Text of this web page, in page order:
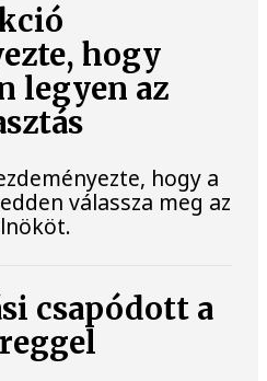
hogy
legyen az
hogy a
válassza meg az
csapódott a